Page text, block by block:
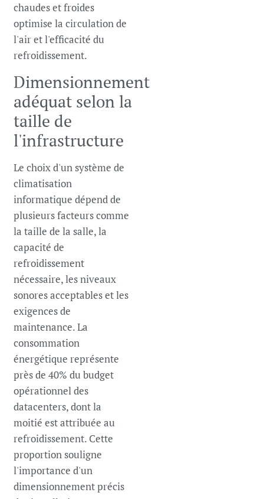
chaudes et froides
optimise la circulation de
l'air et l'efficacité du
refroidissement.
Dimensionnement
adéquat selon la
taille de
l'infrastructure
Le choix d'un système de
climatisation
informatique dépend de
plusieurs facteurs comme
la taille de la salle, la
capacité de
refroidissement
nécessaire, les niveaux
sonores acceptables et les
exigences de
maintenance. La
consommation
énergétique représente
près de 40% du budget
opérationnel des
datacenters, dont la
moitié est attribuée au
refroidissement. Cette
proportion souligne
l'importance d'un
dimensionnement précis